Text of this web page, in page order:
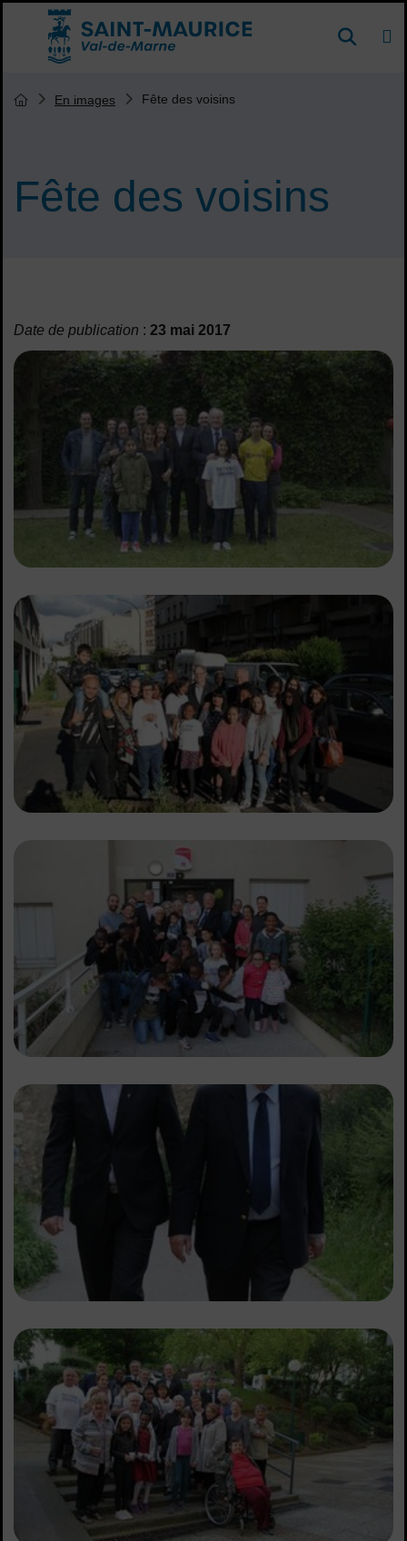
Menu de raccourcis
Accueil ville de Saint-Maurice DE
Fête des voisins
Vous êtes ici :
Page d'accueil du site
En images Fête des voisins
Date de publication : 23 mai 2017